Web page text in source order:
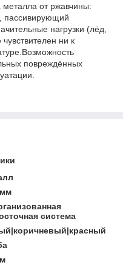
от ржавчины:
пассивирующий
нагрузки (лёд,
ни к
повреждённых
система